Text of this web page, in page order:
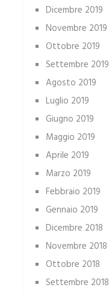
Dicembre 2019
Novembre 2019
Ottobre 2019
Settembre 2019
Agosto 2019
Luglio 2019
Giugno 2019
Maggio 2019
Aprile 2019
Marzo 2019
Febbraio 2019
Gennaio 2019
Dicembre 2018
Novembre 2018
Ottobre 2018
Settembre 2018